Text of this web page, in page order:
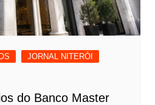
JORNAL NITERÓI
do Banco Master